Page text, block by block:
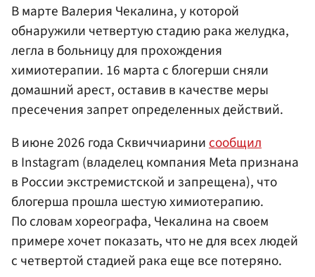
В марте Валерия Чекалина, у которой
обнаружили четвертую стадию рака желудка,
легла в больницу для прохождения
химиотерапии. 16 марта с блогерши сняли
домашний арест, оставив в качестве меры
пресечения запрет определенных действий.
В июне 2026 года Сквиччиаринисообщил
в Instagram (владелец компания Meta признана
в России экстремистской и запрещена), что
блогерша прошла шестую химиотерапию.
По словам хореографа, Чекалина на своем
примере хочет показать, что не для всех людей
с четвертой стадией рака еще все потеряно.